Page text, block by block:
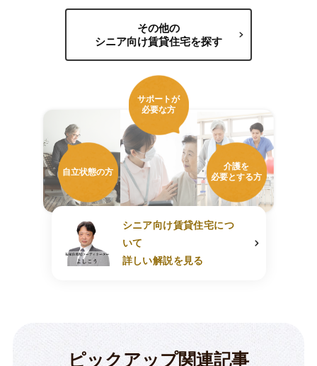
その他の
シニア向け賃貸住宅を探す
自立状態の方
サポートが
必要な方
介護を
必要とする方
シニア向け賃貸住宅につ
いて
詳しい解説を見る
ピックアップ関連記事